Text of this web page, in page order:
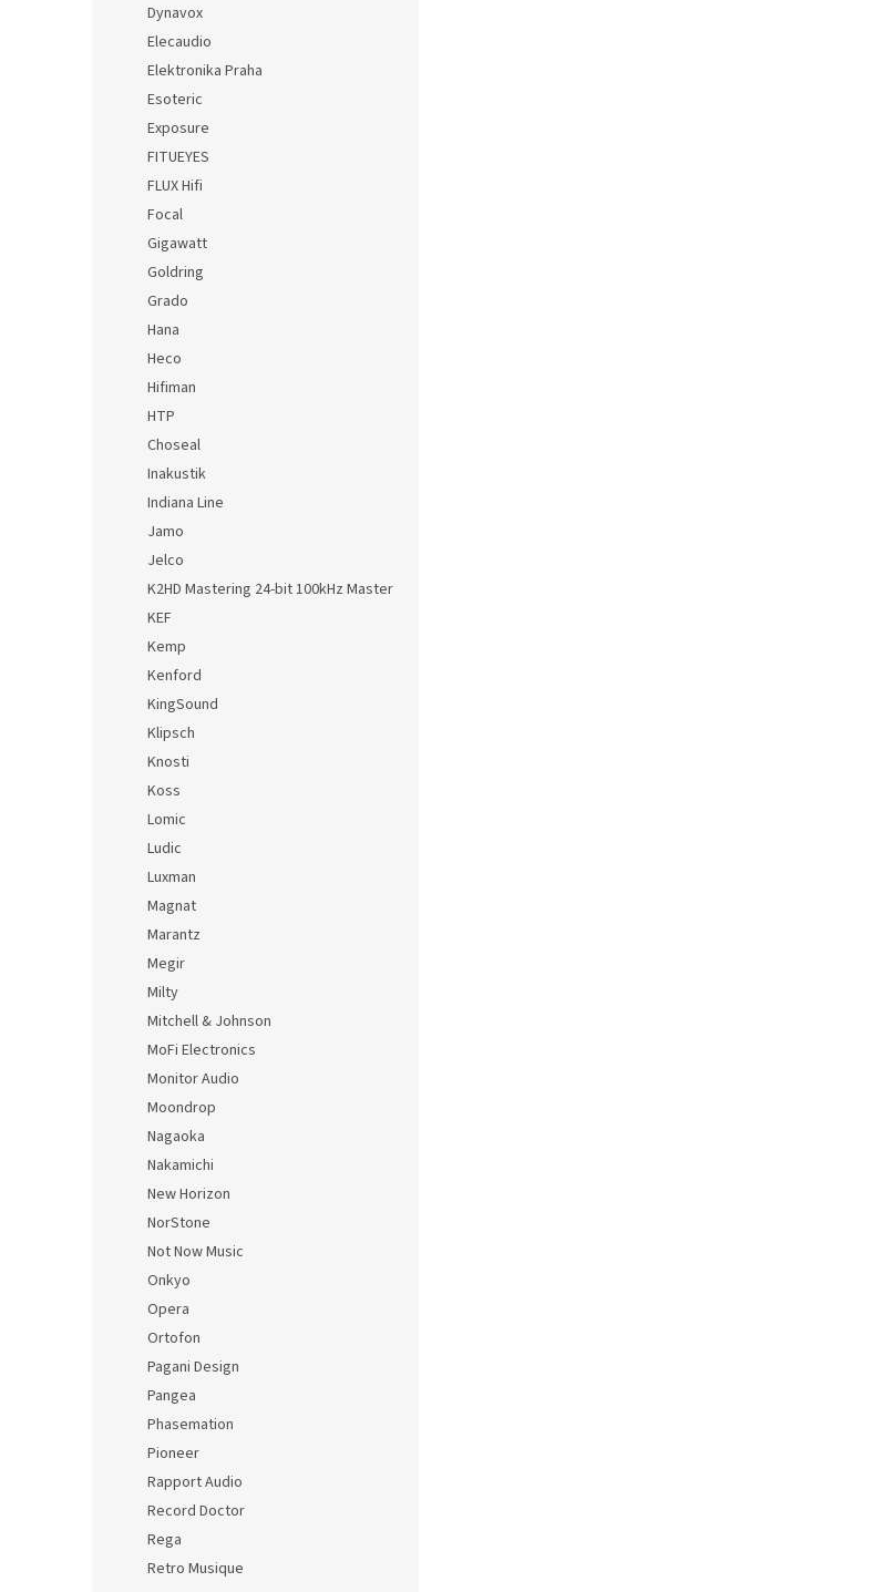
Dynavox
Elecaudio
Elektronika Praha
Esoteric
Exposure
FITUEYES
FLUX Hifi
Focal
Gigawatt
Goldring
Grado
Hana
Heco
Hifiman
HTP
Choseal
Inakustik
Indiana Line
Jamo
Jelco
K2HD Mastering 24-bit 100kHz Master
KEF
Kemp
Kenford
KingSound
Klipsch
Knosti
Koss
Lomic
Ludic
Luxman
Magnat
Marantz
Megir
Milty
Mitchell & Johnson
MoFi Electronics
Monitor Audio
Moondrop
Nagaoka
Nakamichi
New Horizon
NorStone
Not Now Music
Onkyo
Opera
Ortofon
Pagani Design
Pangea
Phasemation
Pioneer
Rapport Audio
Record Doctor
Rega
Retro Musique